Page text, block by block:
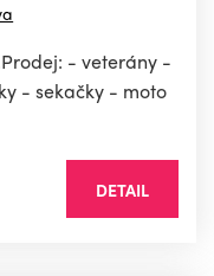
- veterány -
- sekačky - moto
DETAIL